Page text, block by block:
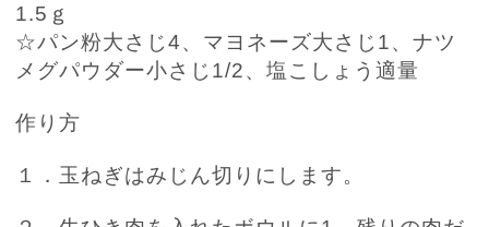
1.5 ｇ
☆パン粉大さじ4、マヨネーズ大さじ 1、ナツ
メグパウダー小さじ 1/2、塩こしょう適量
作り方
１．玉ねぎはみじん切りにします。